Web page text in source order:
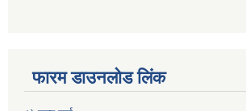
फारम डाउनलोड लिंक